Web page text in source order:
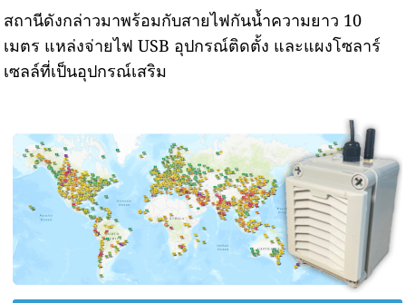
สถานีดังกล่าวมาพร้อมกับสายไฟกันน้ำความยาว 10
เมตร แหล่งจ่ายไฟ USB อุปกรณ์ติดตั้ง และแผงโซลาร์
เซลล์ที่เป็นอุปกรณ์เสริม